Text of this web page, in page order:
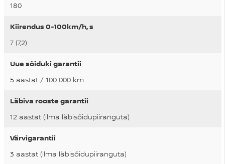
180
Kiirendus 0-100km/h, s
7 (7,2)
Uue sõiduki garantii
5 aastat / 100 000 km
Läbiva rooste garantii
12 aastat (ilma läbisõidupiiranguta)
Värvigarantii
3 aastat (ilma läbisõidupiiranguta)